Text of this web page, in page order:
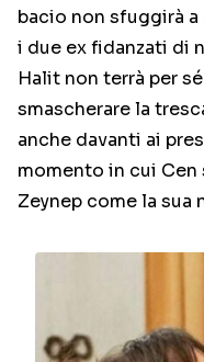
bacio non sfuggirà a
i due ex fidanzati di
Halit non terrà per
smascherare la
anche davanti ai
momento in cui Cen
Zeynep come la sua